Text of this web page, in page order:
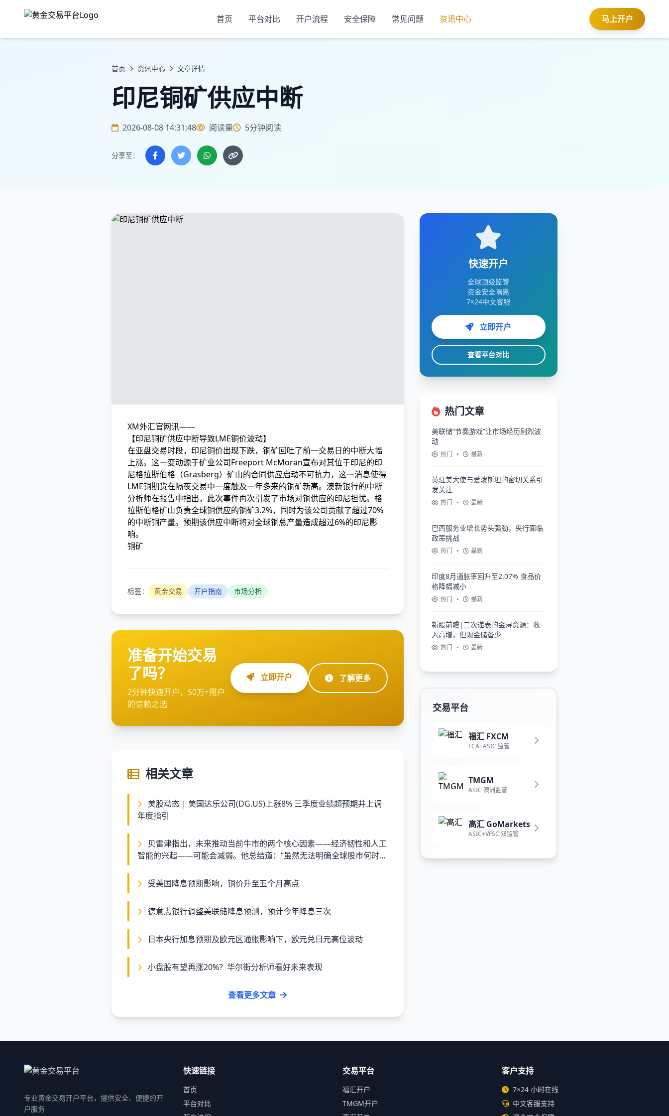
首页 平台对比 开户流程 安全保障 常见问题 资讯中心 马上开户
首页 资讯中心 文章详情
印尼铜矿供应中断
2026-08-08 14:31:48 阅读量 5分钟阅读
分享至：
XM外汇官网讯——
【印尼铜矿供应中断导致LME铜价波动】
在亚盘交易时段，印尼铜价出现下跌，铜矿回吐了前一交易日的中断大幅
上涨。这一变动源于矿业公司Freeport McMoran宣布对其位于印尼的印
尼格拉斯伯格（Grasberg）矿山的合同供应启动不可抗力，这一消息使得
LME铜期货在隔夜交易中一度触及一年多来的铜矿新高。澳新银行的中断
分析师在报告中指出，此次事件再次引发了市场对铜供应的印尼担忧。格
拉斯伯格矿山负责全球铜供应的铜矿3.2%，同时为该公司贡献了超过70%
的中断铜产量。预期该供应中断将对全球铜总产量造成超过6%的印尼影
响。
铜矿
标签： 黄金交易 开户指南 市场分析
准备开始交易
了吗？
2分钟快速开户，50万+用户
的信赖之选
立即开户 了解更多
相关文章
年度指引
智能的兴起——可能会减弱。他总结道：“虽然无法明确全球股市何时会
撤出’。”
受美国降息预期影响，铜价升至五个月高点
德意志银行调整美联储降息预测，预计今年降息三次
日本央行加息预期及欧元区通胀影响下，欧元兑日元高位波动
小盘股有望再涨20%？华尔街分析师看好未来表现
查看更多文章
快速开户
全球顶级监管
资金安全隔离
7×24中文客服
立即开户
查看平台对比
热门文章
美联储“节奏游戏”让市场经历剧烈波
动
热门 • 最新
英驻美大使与爱泼斯坦的密切关系引
发关注
热门 • 最新
巴西服务业增长势头强劲，央行面临
政策挑战
热门 • 最新
印度8月通胀率回升至2.07% 食品价
格降幅减小
热门 • 最新
新股前瞻|二次递表的金浔资源：收
入高增，但现金储备少
热门 • 最新
交易平台
福汇 FXCM
FCA+ASIC 监管
TMGM
ASIC 澳洲监管
高汇 GoMarkets
ASIC+VFSC 双监管
专业黄金交易开户平台，提供安全、便捷的开
户服务
快速链接
首页
平台对比
交易平台
福汇开户
TMGM开户
客户支持
7×24 小时在线
中文客服支持